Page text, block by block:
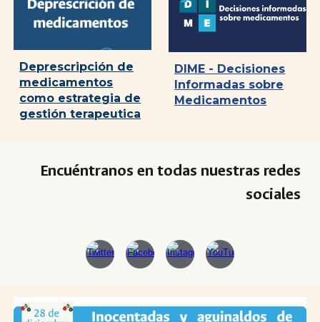
Deprescripción de
medicamentos
como estrategia de
gestión terapeutica
DIME - Decisiones
Informadas sobre
Medicamentos
Encuéntranos en todas nuestras redes
sociales